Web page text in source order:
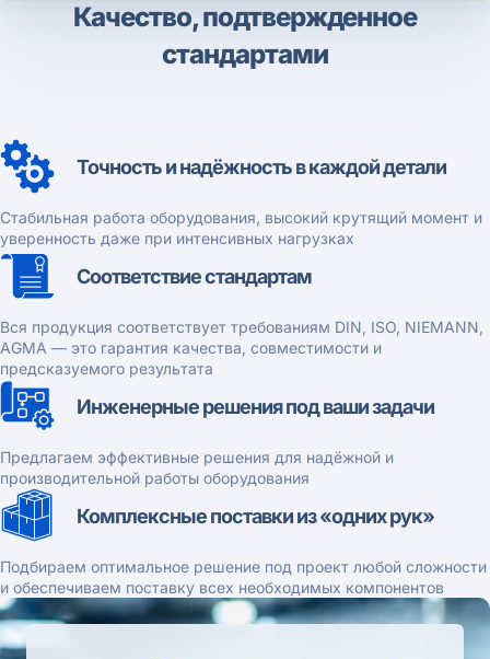
Качество, подтвержденное
стандартами
Точность и надёжность в каждой детали
Стабильная работа оборудования, высокий крутящий момент и
уверенность даже при интенсивных нагрузках
Соответствие стандартам
Вся продукция соответствует требованиям DIN, ISO, NIEMANN,
AGMA — это гарантия качества, совместимости и
предсказуемого результата
Инженерные решения под ваши задачи
Предлагаем эффективные решения для надёжной и
производительной работы оборудования
Комплексные поставки из «одних рук»
Подбираем оптимальное решение под проект любой сложности
и обеспечиваем поставку всех необходимых компонентов